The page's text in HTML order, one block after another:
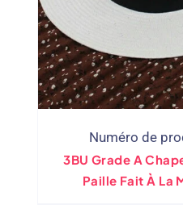
Numéro de
3BU Grade A
Paille Fait À La